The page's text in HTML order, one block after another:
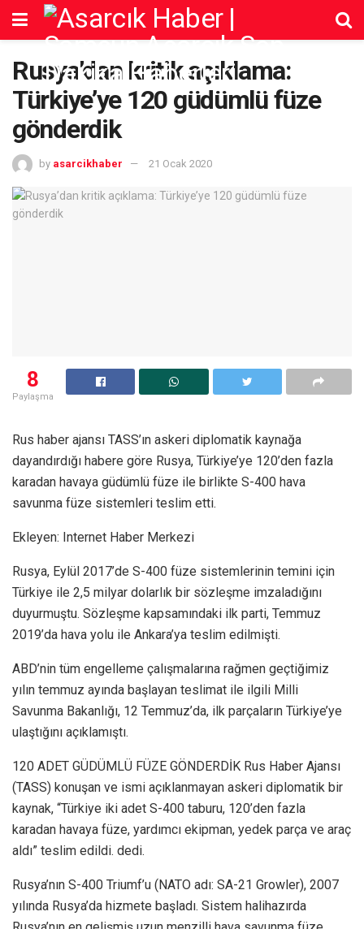
Rusya’dan kritik açıklama:
Türkiye’ye 120 güdümlü füze
gönderdik
by asarcikhaber 21 Ocak 2020
8
Paylaşma
Rus haber ajansı TASS’ın askeri diplomatik kaynağa
dayandırdığı habere göre Rusya, Türkiye’ye 120’den fazla
karadan havaya güdümlü füze ile birlikte S-400 hava
savunma füze sistemleri teslim etti.
Ekleyen: Internet Haber Merkezi
Rusya, Eylül 2017’de S-400 füze sistemlerinin temini için
Türkiye ile 2,5 milyar dolarlık bir sözleşme imzaladığını
duyurmuştu. Sözleşme kapsamındaki ilk parti, Temmuz
2019’da hava yolu ile Ankara’ya teslim edilmişti.
ABD’nin tüm engelleme çalışmalarına rağmen geçtiğimiz
yılın temmuz ayında başlayan teslimat ile ilgili Milli
Savunma Bakanlığı, 12 Temmuz’da, ilk parçaların Türkiye’ye
ulaştığını açıklamıştı.
120 ADET GÜDÜMLÜ FÜZE GÖNDERDİK Rus Haber Ajansı
(TASS) konuşan ve ismi açıklanmayan askeri diplomatik bir
kaynak, “Türkiye iki adet S-400 taburu, 120’den fazla
karadan havaya füze, yardımcı ekipman, yedek parça ve araç
aldı” teslim edildi. dedi.
Rusya’nın S-400 Triumf’u (NATO adı: SA-21 Growler), 2007
yılında Rusya’da hizmete başladı. Sistem halihazırda